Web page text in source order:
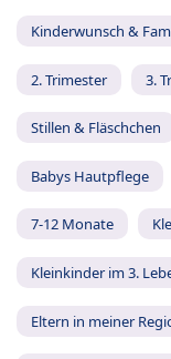
Kinderwunsch &
2. Trimester 3.
Stillen & Fläschchen
Babys Hautpflege
7-12 Monate
Kleinkinder im 3.
Eltern in meiner